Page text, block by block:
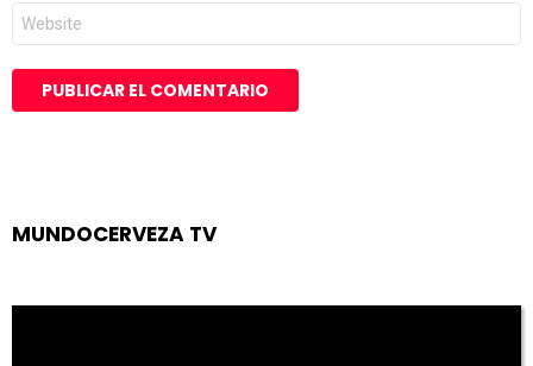
Web
MUNDOCERVEZA TV